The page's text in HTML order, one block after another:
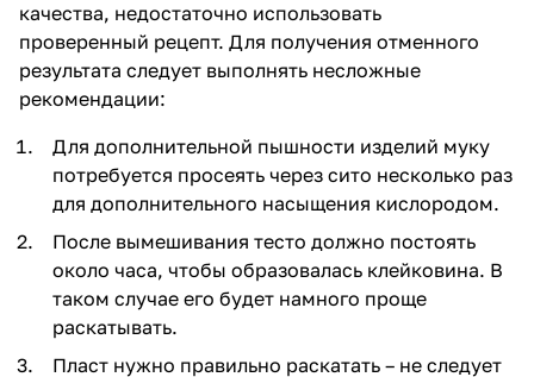
качества, недостаточно использовать
проверенный рецепт. Для получения отменного
результата следует выполнять несложные
рекомендации:
Для дополнительной пышности изделий муку
потребуется просеять через сито несколько раз
для дополнительного насыщения кислородом.
После вымешивания тесто должно постоять
около часа, чтобы образовалась клейковина. В
таком случае его будет намного проще
раскатывать.
Пласт нужно правильно раскатать – не следует